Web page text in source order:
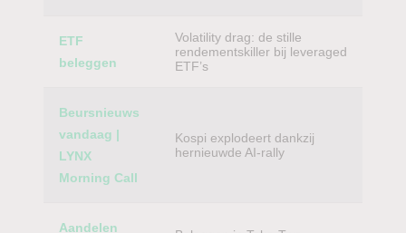
ETF
beleggen
Volatility drag: de stille
rendementskiller bij leveraged
ETF’s
Beursnieuws
vandaag |
LYNX
Morning Call
Kospi explodeert dankzij
hernieuwde AI-rally
Aandelen